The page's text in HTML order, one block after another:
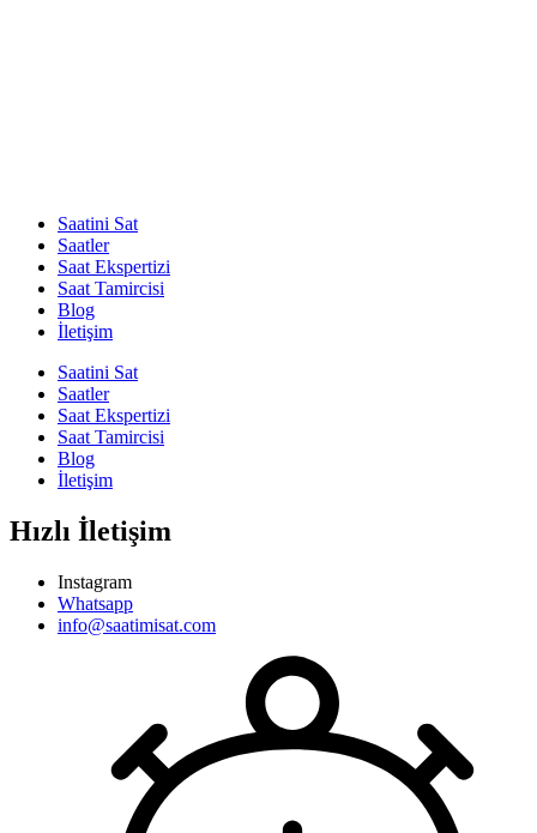
Saatini Sat
Saatler
Saat Ekspertizi
Saat Tamircisi
Blog
İletişim
Saatini Sat
Saatler
Saat Ekspertizi
Saat Tamircisi
Blog
İletişim
Hızlı İletişim
Instagram
Whatsapp
info@saatimisat.com